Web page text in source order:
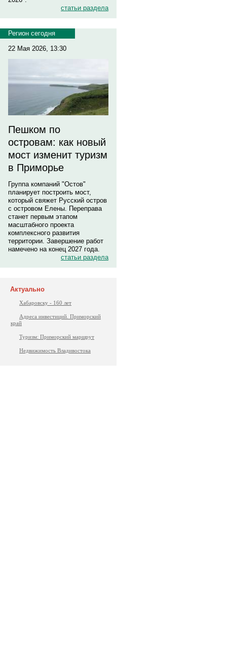
статьи раздела
Регион сегодня
22 Мая 2026, 13:30
Пешком по
островам: как новый
мост изменит туризм
в Приморье
Группа компаний "Остов"
планирует построить мост,
который свяжет Русский остров
с островом Елены. Переправа
станет первым этапом
масштабного проекта
комплексного развития
территории. Завершение работ
намечено на конец 2027 года.
статьи раздела
Актуально
Хабаровску - 160 лет
Адреса инвестиций. Приморский
край
Туризм: Приморский маршрут
Недвижимость Владивостока